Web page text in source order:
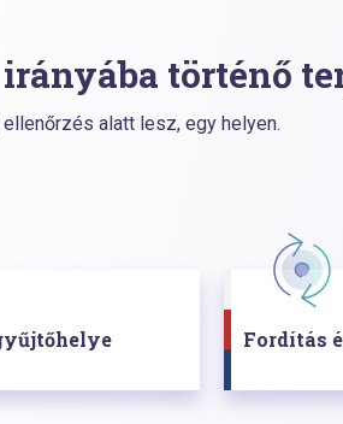
történő
alatt lesz, egy helyen.
Fordítás